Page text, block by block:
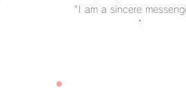
"I am a sincere